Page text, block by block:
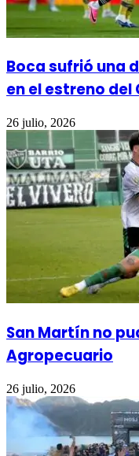
Boca sufrió una
en el estreno del
26 julio, 2026
San Martín no
Agropecuario
26 julio, 2026